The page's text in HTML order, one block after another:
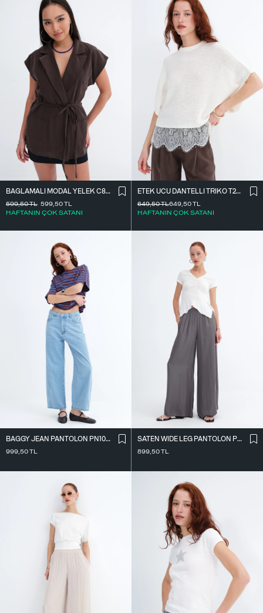
BAĞLAMALI MODAL YELEK C8021
599,50TL
HAFTANIN ÇOK SATANI
599,50TL
ETEK UCU DANTELLI TRIKO T261025
649,50TL
HAFTANIN ÇOK SATANI
649,50TL
BAGGY JEAN PANTOLON PN10027
999,50TL
SATEN WIDE LEG PANTOLON PN17298
899,50TL